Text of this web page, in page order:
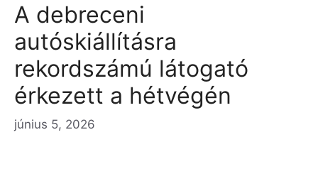
A debreceni
autóskiállításra
rekordszámú látogató
érkezett a hétvégén
június 5, 2026